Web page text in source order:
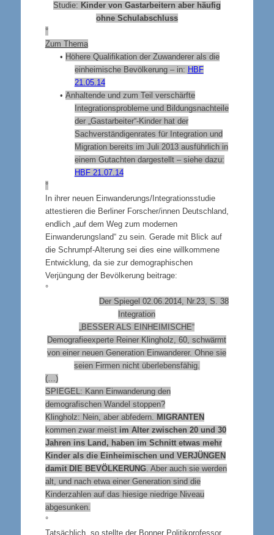
Studie: Kinder von Gastarbeitern aber häufig
ohne Schulabschluss
°
Zum Thema
• Höhere Qualifikation der Zuwanderer als die
einheimische Bevölkerung – in: HBF
21.05.14
• Anhaltende und zum Teil verschärfte
Integrationsprobleme und Bildungsnachteile
der „Gastarbeiter“-Kinder hat der
Sachverständigenrates für Integration und
Migration bereits im Juli 2013 ausführlich in
einem Gutachten dargestellt – siehe dazu:
HBF 21.07.14
°
In ihrer neuen Einwanderungs/Integrationsstudie
attestieren die Berliner Forscher/innen Deutschland,
endlich „auf dem Weg zum modernen
Einwanderungsland“ zu sein. Gerade mit Blick auf
die Schrumpf-Alterung sei dies eine willkommene
Entwicklung, da sie zur demographischen
Verjüngung der Bevölkerung beitrage:
°
Der Spiegel 02.06.2014, Nr.23, S. 38
Integration
„BESSER ALS EINHEIMISCHE“
Demografieexperte Reiner Klingholz, 60, schwärmt
von einer neuen Generation Einwanderer. Ohne sie
seien Firmen nicht überlebensfähig.
(…)
SPIEGEL: Kann Einwanderung den
demografischen Wandel stoppen?
Klingholz: Nein, aber abfedern. MIGRANTEN
kommen zwar meist im Alter zwischen 20 und 30
Jahren ins Land, haben im Schnitt etwas mehr
Kinder als die Einheimischen und VERJÜNGEN
damitDIE BEVÖLKERUNG. Aber auch sie werden
alt, und nach etwa einer Generation sind die
Kinderzahlen auf das hiesige niedrige Niveau
abgesunken.
°
Tatsächlich, so stellte der Bonner Politikprofessor